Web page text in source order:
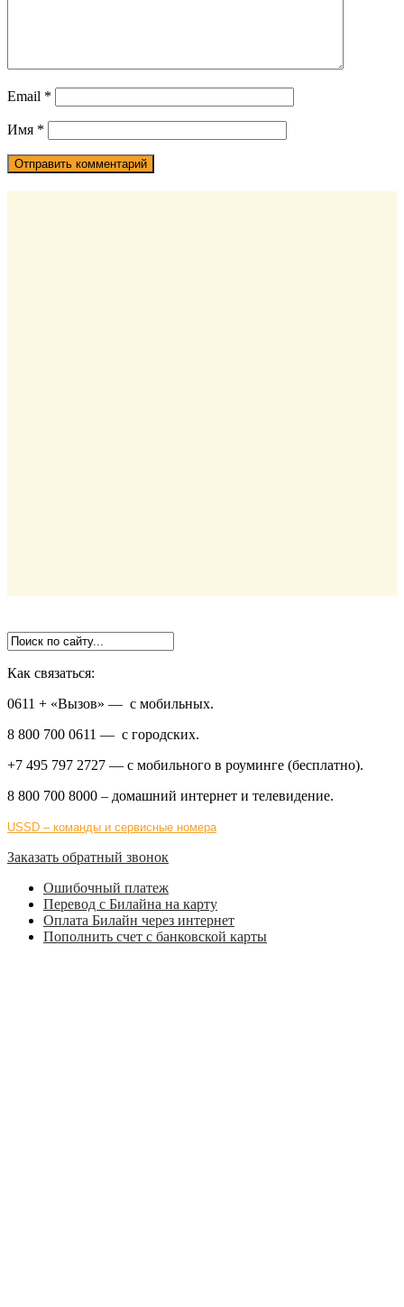
Email *
Имя *
Как связаться:
0611 + «Вызов» — с мобильных.
8 800 700 0611 — с городских.
+7 495 797 2727 — с мобильного в роуминге (бесплатно).
8 800 700 8000 – домашний интернет и телевидение.
USSD – команды и сервисные номера
Заказать обратный звонок
Ошибочный платеж
Перевод с Билайна на карту
Оплата Билайн через интернет
Пополнить счет с банковской карты